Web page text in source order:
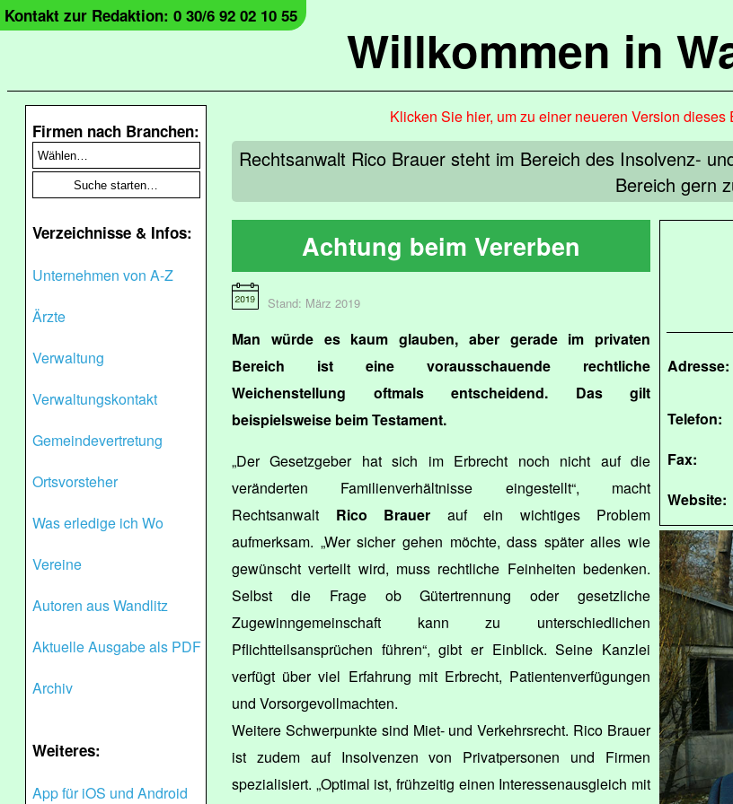
Willkommen in
Kontakt zur Redaktion: 0 30/6 92 02 10 55
Firmen nach Branchen:
Verzeichnisse & Infos:
Unternehmen von A-Z
Ärzte
Verwaltung
Verwaltungskontakt
Gemeindevertretung
Ortsvorsteher
Was erledige ich Wo
Vereine
Autoren aus Wandlitz
Aktuelle Ausgabe als PDF
Archiv
Weiteres:
App für iOS und Android
Klicken Sie hier, um zu einer neueren Version
Rechtsanwalt Rico Brauer steht im Bereich des Insolvenz-
Bereich gern
Adresse:
Telefon:
Fax:
Website:
Achtung beim Vererben
Stand: März 2019
Man würde es kaum glauben, aber gerade im privaten
Bereich ist eine vorausschauende rechtliche
Weichenstellung oftmals entscheidend. Das gilt
beispielsweise beim Testament.
„Der Gesetzgeber hat sich im Erbrecht noch nicht auf die
veränderten Familienverhältnisse eingestellt“, macht
Rechtsanwalt Rico Brauer auf ein wichtiges Problem
aufmerksam. „Wer sicher gehen möchte, dass später alles wie
gewünscht verteilt wird, muss rechtliche Feinheiten bedenken.
Selbst die Frage ob Gütertrennung oder gesetzliche
Zugewinngemeinschaft kann zu unterschiedlichen
Pflichtteilsansprüchen führen“, gibt er Einblick. Seine Kanzlei
verfügt über viel Erfahrung mit Erbrecht, Patientenverfügungen
und Vorsorgevollmachten.
Weitere Schwerpunkte sind Miet- und Verkehrsrecht. Rico Brauer
ist zudem auf Insolvenzen von Privatpersonen und Firmen
spezialisiert. „Optimal ist, frühzeitig einen Interessenausgleich mit